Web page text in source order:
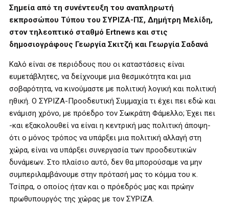
Σημεία από τη συνέντευξη του αναπληρωτή
εκπροσώπου Τύπου του ΣΥΡΙΖΑ-ΠΣ, Δημήτρη Μελίδη,
στον τηλεοπτικό σταθμό Ertnews και στις
δημοσιογράφους Γεωργία Σκιτζή και Γεωργία Σαδανά
Καλό είναι σε περιόδους που οι καταστάσεις είναι
ευμετάβλητες, να δείχνουμε μια θεσμικότητα και μια
σοβαρότητα, να κινούμαστε με πολιτική λογική και πολιτική
ηθική. Ο ΣΥΡΙΖΑ-Προοδευτική Συμμαχία τι έχει πει εδώ και
ενάμιση χρόνο, με πρόεδρο τον Σωκράτη Φάμελλο; Έχει πει
-και εξακολουθεί να είναι η κεντρική μας πολιτική άποψη-
ότι ο μόνος τρόπος να υπάρξει μια πολιτική αλλαγή στη
χώρα, είναι να υπάρξει συνεργασία των προοδευτικών
δυνάμεων. Στο πλαίσιο αυτό, δεν θα μπορούσαμε να μην
συμπεριλαμβάνουμε στην πρότασή μας το κόμμα του κ.
Τσίπρα, ο οποίος ήταν και ο πρόεδρός μας και πρώην
πρωθυπουργός της χώρας με τον ΣΥΡΙΖΑ.